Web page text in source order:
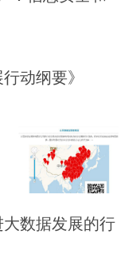
动纲要》
数据发展的行